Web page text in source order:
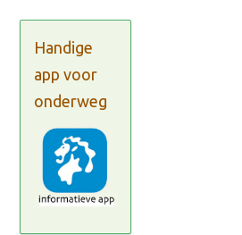
Handige
app voor
onderweg